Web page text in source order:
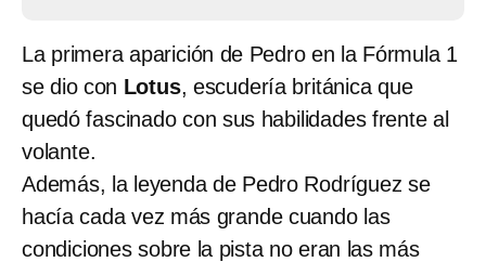
La primera aparición de Pedro en la Fórmula 1
se dio con Lotus, escudería británica que
quedó fascinado con sus habilidades frente al
volante.
Además, la leyenda de Pedro Rodríguez se
hacía cada vez más grande cuando las
condiciones sobre la pista no eran las más